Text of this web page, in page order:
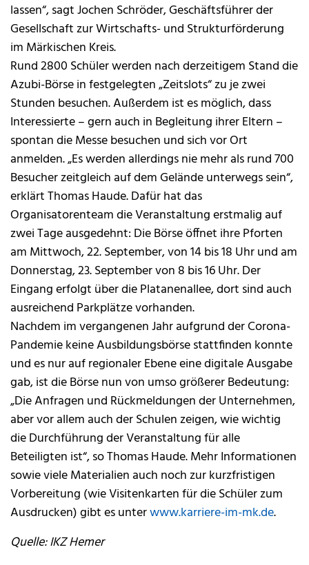
lassen“, sagt Jochen Schröder, Geschäftsführer der
Gesellschaft zur Wirtschafts- und Strukturförderung
im Märkischen Kreis.
Rund 2800 Schüler werden nach derzeitigem Stand die
Azubi-Börse in festgelegten „Zeitslots“ zu je zwei
Stunden besuchen. Außerdem ist es möglich, dass
Interessierte – gern auch in Begleitung ihrer Eltern –
spontan die Messe besuchen und sich vor Ort
anmelden. „Es werden allerdings nie mehr als rund 700
Besucher zeitgleich auf dem Gelände unterwegs sein“,
erklärt Thomas Haude. Dafür hat das
Organisatorenteam die Veranstaltung erstmalig auf
zwei Tage ausgedehnt: Die Börse öffnet ihre Pforten
am Mittwoch, 22. September, von 14 bis 18 Uhr und am
Donnerstag, 23. September von 8 bis 16 Uhr. Der
Eingang erfolgt über die Platanenallee, dort sind auch
ausreichend Parkplätze vorhanden.
Nachdem im vergangenen Jahr aufgrund der Corona-
Pandemie keine Ausbildungsbörse stattfinden konnte
und es nur auf regionaler Ebene eine digitale Ausgabe
gab, ist die Börse nun von umso größerer Bedeutung:
„Die Anfragen und Rückmeldungen der Unternehmen,
aber vor allem auch der Schulen zeigen, wie wichtig
die Durchführung der Veranstaltung für alle
Beteiligten ist“, so Thomas Haude. Mehr Informationen
sowie viele Materialien auch noch zur kurzfristigen
Vorbereitung (wie Visitenkarten für die Schüler zum
Ausdrucken) gibt es unterwww.karriere-im-mk.de.
Quelle: IKZ Hemer